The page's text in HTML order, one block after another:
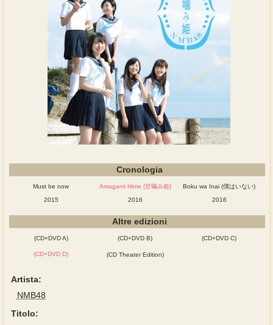
Cronologia
Must be now
2015
Amagami Hime (甘噛み姫)
2016
Boku wa Inai (僕はいない)
2016
Altre edizioni
(CD+DVD A) (CD+DVD B) (CD+DVD C)
(CD+DVD D) (CD Theater Edition)
Artista:
NMB48
Titolo: